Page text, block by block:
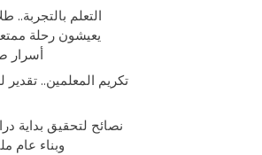
التعلم بالتجربة..
يعيشون رحلة
أسرار
تكريم المعلمين.. تقدير
نصائح لتحقيق بداية
وبناء عام